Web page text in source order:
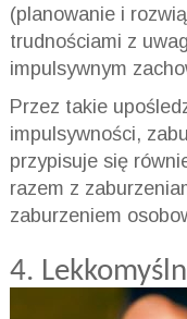
(planowanie i
trudnościami z
impulsywnym
Przez takie
impulsywności,
przypisuje się
razem z
zaburzeniem
4.